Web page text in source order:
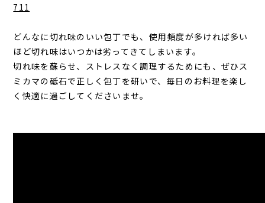
711
どんなに切れ味のいい包丁でも、使用頻度が多ければ多い
ほど切れ味はいつかは劣ってきてしまいます。
切れ味を蘇らせ、ストレスなく調理するためにも、ぜひス
ミカマの砥石で正しく包丁を研いで、毎日のお料理を楽し
く快適に過ごしてくださいませ。